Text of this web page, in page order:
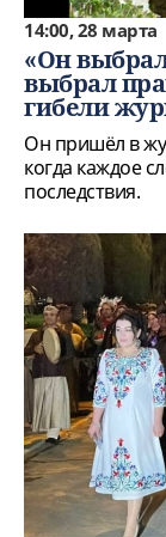
14:00, 28 марта
«Он
выбрал
гибели
Он пришёл в
когда каждое
последствия.